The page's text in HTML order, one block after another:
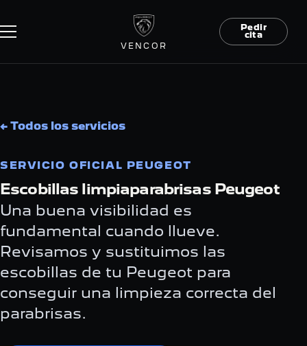
VENCOR
Pedir
cita
← Todos los servicios
SERVICIO OFICIAL PEUGEOT
Escobillas limpiaparabrisas Peugeot
Una buena visibilidad es
fundamental cuando llueve.
Revisamos y sustituimos las
escobillas de tu Peugeot para
conseguir una limpieza correcta del
parabrisas.